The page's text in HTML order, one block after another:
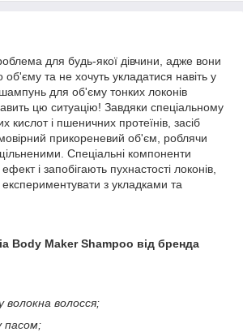
для будь-якої дівчини, адже вони
об'єму та не хочуть укладатися навіть у
для об'єму тонких локонів
цю ситуацію! Завдяки спеціальному
кислот і пшеничних протеїнів, засіб
прикореневий об'єм, роблячи
Спеціальні компоненти
і запобігають пухнастості локонів,
з укладками та
Body Maker Shampoo від бренда
волосся;
пасом;